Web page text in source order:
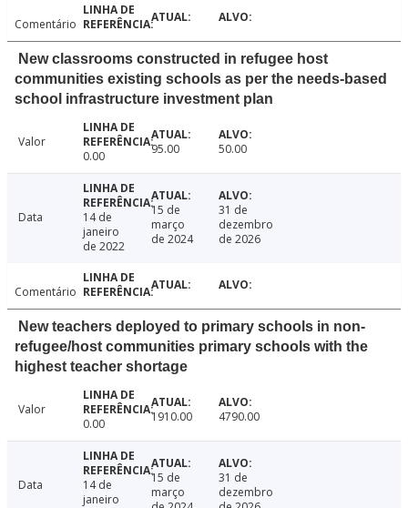
Comentário
New classrooms constructed in refugee host
communities existing schools as per the needs-based
school infrastructure investment plan
Valor
0.00
95.00 50.00
Data
14 de
janeiro
de 2022
15 de
março
de 2024
31 de
dezembro
de 2026
Comentário
New teachers deployed to primary schools in non-
refugee/host communities primary schools with the
highest teacher shortage
Valor
0.00
1910.00 4790.00
Data
14 de
janeiro
15 de
março
31 de
dezembro